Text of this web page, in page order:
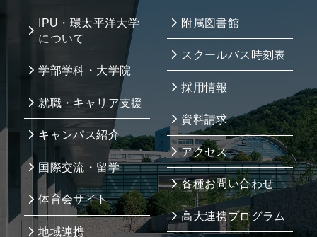
IPU・環太平洋大学
について
学部学科・大学院
就職・キャリア支援
キャンパス紹介
国際交流・留学
体育会サイト
地域連携
附属図書館
スクールバス時刻表
採用情報
資料請求
アクセス
各種お問い合わせ
高大連携プログラム